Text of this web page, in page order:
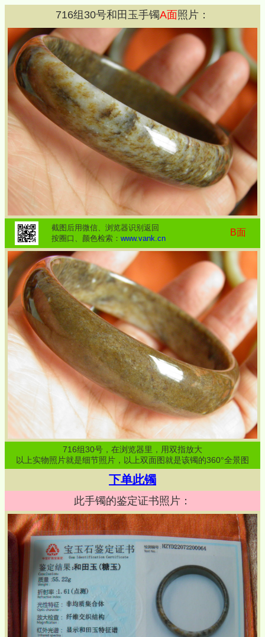
716组 30号和田玉手镯A面照片：
截图后用微信、浏览器识别返回
按圈口、颜色检索： www.vank.cn
B面
716组30号，在浏览器里，用双指放大
以上实物照片就是细节照片，以上双面图就是该镯的360°全景图
下单此镯
此手镯的鉴定证书照片：